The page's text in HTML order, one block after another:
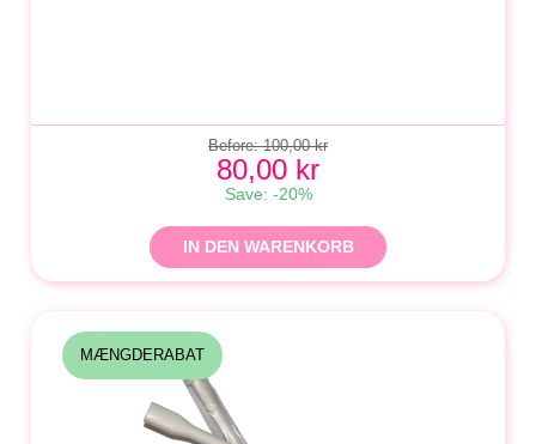
Before: 100,00 kr
80,00 kr
Save: -20%
IN DEN WARENKORB
MÆNGDERABAT